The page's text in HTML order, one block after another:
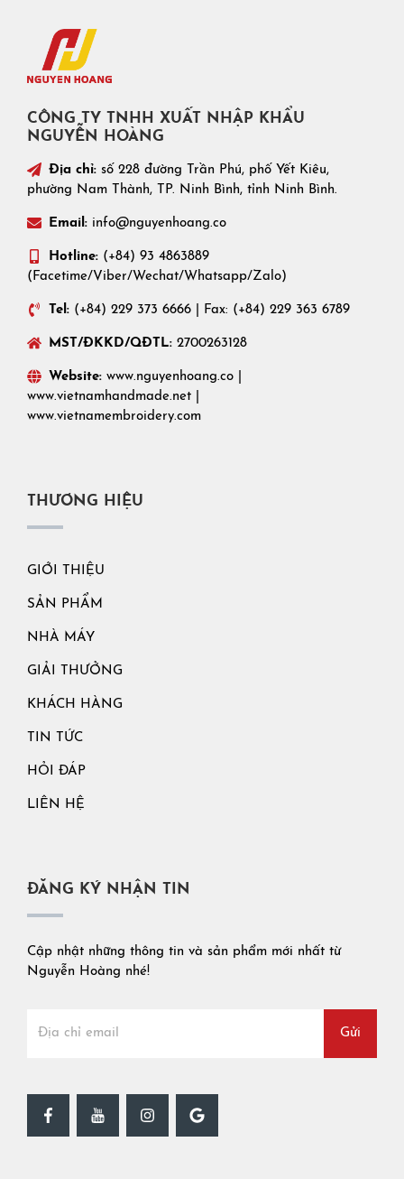
CÔNG TY TNHH XUẤT NHẬP KHẨU
NGUYỄN HOÀNG
Địa chỉ: số 228 đường Trần Phú, phố Yết Kiêu,
phường Nam Thành, TP. Ninh Bình, tỉnh Ninh Bình.
Email: info@nguyenhoang.co
Hotline: (+84) 93 4863889
(Facetime/Viber/Wechat/Whatsapp/Zalo)
Tel: (+84) 229 373 6666 | Fax: (+84) 229 363 6789
MST/ĐKKD/QĐTL: 2700263128
Website: www.nguyenhoang.co
www.vietnamhandmade.net
www.vietnamembroidery.com
THƯƠNG HIỆU
GIỚI THIỆU
SẢN PHẨM
NHÀ MÁY
GIẢI THƯỞNG
KHÁCH HÀNG
TIN TỨC
HỎI ĐÁP
LIÊN HỆ
ĐĂNG KÝ NHẬN TIN
Cập nhật những thông tin và sản phẩm mới nhất từ
Nguyễn Hoàng nhé!
Gửi